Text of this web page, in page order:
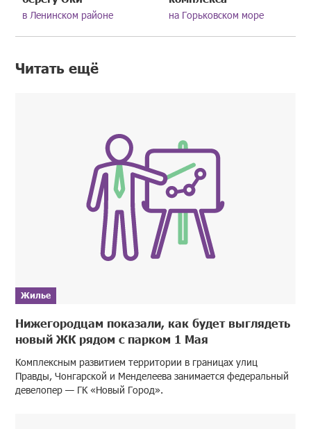
в Ленинском районе
на Горьковском море
Читать ещё
Жилье
Нижегородцам показали, как будет выглядеть
новый ЖК рядом с парком 1 Мая
Комплексным развитием территории в границах улиц
Правды, Чонгарской и Менделеева занимается федеральный
девелопер — ГК «Новый Город».